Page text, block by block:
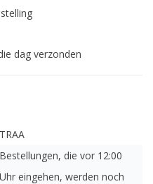
dag verzonden
TRAA
Bestellungen, die vor 12:00
Uhr eingehen, werden noch